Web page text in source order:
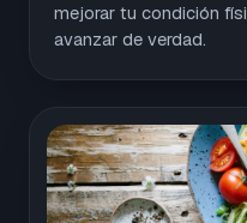
mejorar tu condición
avanzar de verdad.